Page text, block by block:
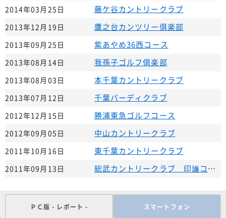
2014年03月25日 藤ケ谷カントリークラブ
2013年12月19日 鷹之台カンツリー倶楽部
2013年09月25日 紫あやめ36西コース
2013年08月14日 我孫子ゴルフ倶楽部
2013年08月03日 本千葉カントリークラブ
2013年07月12日 千葉バーディクラブ
2012年12月15日 勝浦東急ゴルフコース
2012年09月05日 中山カントリークラブ
2011年10月16日 東千葉カントリークラブ
2011年09月13日 総武カントリークラブ 印旛コース
ＰＣ版 - レポート - スマートフォン